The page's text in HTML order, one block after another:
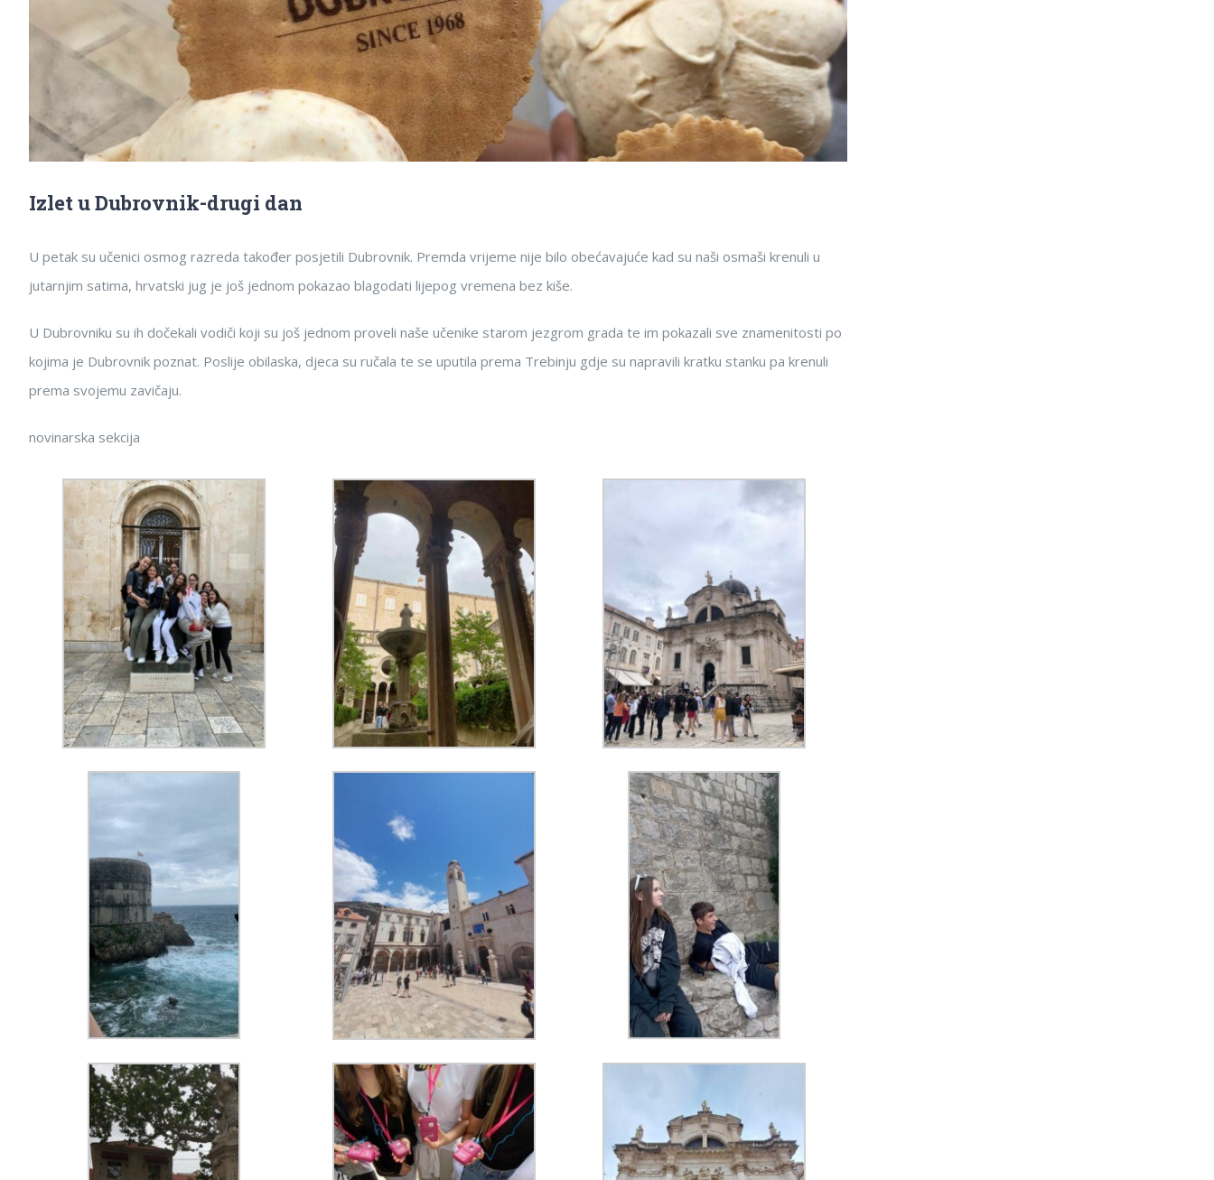
Izlet u Dubrovnik-drugi dan
U petak su učenici osmog razreda također posjetili Dubrovnik. Premda vrijeme nije bilo obećavajuće kad su naši osmaši krenuli u
jutarnjim satima, hrvatski jug je još jednom pokazao blagodati lijepog vremena bez kiše.
U Dubrovniku su ih dočekali vodiči koji su još jednom proveli naše učenike starom jezgrom grada te im pokazali sve znamenitosti po
kojima je Dubrovnik poznat. Poslije obilaska, djeca su ručala te se uputila prema Trebinju gdje su napravili kratku stanku pa krenuli
prema svojemu zavičaju.
novinarska sekcija